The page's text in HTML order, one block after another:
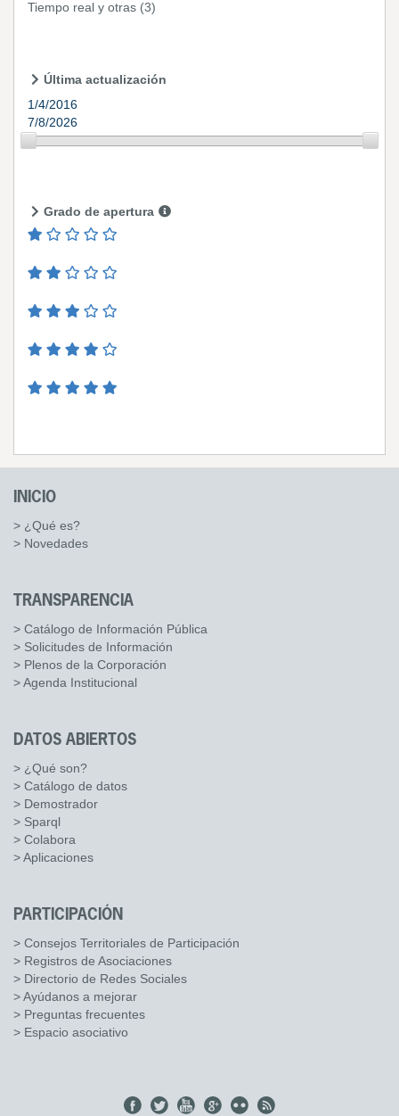
Tiempo real y otras (3)
Última actualización
1/4/2016
7/8/2026
Grado de apertura
INICIO
> ¿Qué es?
> Novedades
TRANSPARENCIA
> Catálogo de Información Pública
> Solicitudes de Información
> Plenos de la Corporación
> Agenda Institucional
DATOS ABIERTOS
> ¿Qué son?
> Catálogo de datos
> Demostrador
> Sparql
> Colabora
> Aplicaciones
PARTICIPACIÓN
> Consejos Territoriales de Participación
> Registros de Asociaciones
> Directorio de Redes Sociales
> Ayúdanos a mejorar
> Preguntas frecuentes
> Espacio asociativo